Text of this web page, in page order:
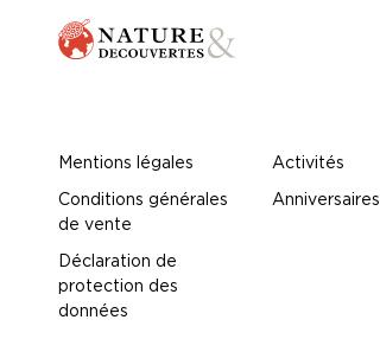
Mentions légales
Conditions générales
de vente
Déclaration de
protection des
données
Activités
Anniversaires